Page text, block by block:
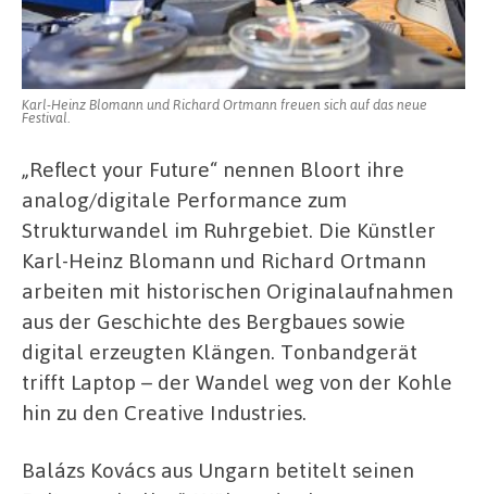
Karl-Heinz Blomann und Richard Ortmann freuen sich auf das neue
Festival.
„Reflect your Future“ nennen Bloort ihre
analog/digitale Performance zum
Strukturwandel im Ruhrgebiet. Die Künstler
Karl-Heinz Blomann und Richard Ortmann
arbeiten mit historischen Originalaufnahmen
aus der Geschichte des Bergbaues sowie
digital erzeugten Klängen. Tonbandgerät
trifft Laptop – der Wandel weg von der Kohle
hin zu den Creative Industries.
Balázs Kovács aus Ungarn betitelt seinen